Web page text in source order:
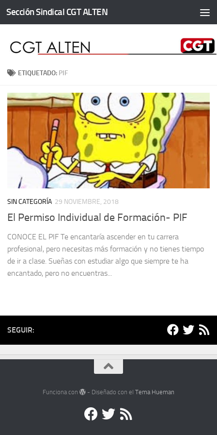
Saltar al contenido
Sección Sindical CGT ALTEN
ETIQUETADO: PIF
SIN CATEGORÍA 29 NOVIEMBRE, 2018
El Permiso Individual de Formación- PIF
CONOCE EL PIF Te encantaría ascender en tu carrera
profesional, pero necesitas más formación y no tienes tiempo
de ir a clase. Sueñas con estudiar algo que siempre te ha
encantado, pero no encuentras...
SEGUIR:
Funciona con - Diseñado con elTema Hueman